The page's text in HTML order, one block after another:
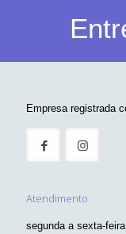
Empresa registrada
Atendimento
segunda a sexta-